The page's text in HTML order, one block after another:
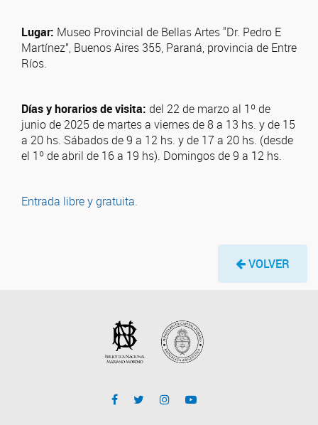
Lugar: Museo Provincial de Bellas Artes "Dr. Pedro E
Martínez”, Buenos Aires 355, Paraná, provincia de Entre
Ríos.
Días y horarios de visita: del 22 de marzo al 1º de
junio de 2025 de martes a viernes de 8 a 13 hs. y de 15
a 20 hs. Sábados de 9 a 12 hs. y de 17 a 20 hs. (desde
el 1º de abril de 16 a 19 hs). Domingos de 9 a 12 hs.
Entrada libre y gratuita.
VOLVER